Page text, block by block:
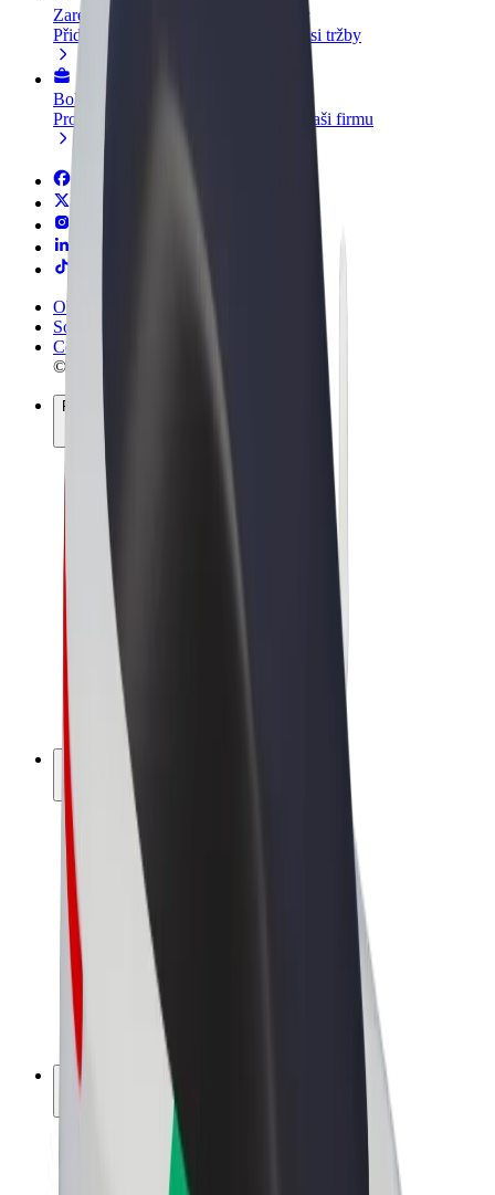
Zaregistrujte se jako flotilový partner
Přidejte svou flotilu k Boltu a zvyšte si tržby
Bolt for Business
Produkty a služby Boltu přesně pro vaši firmu
Obchodní podmínky
Soukromí
Cookies
© 2026 Bolt Technology OÜ
Produkty
Jízdy
Koloběžky
Bolt Market
Bolt Food
Bolt Drive
Bolt for Business
E-kola
Bolt Plus
Vydělávejte s Boltem
Řidiči
Výdělky řidiče
Výdělky kurýra
Partneři Bolt Food
Společnost
O společnosti Bolt